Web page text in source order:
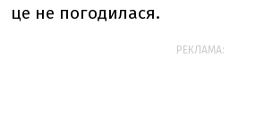
це не погодилася.
РЕКЛАМА: